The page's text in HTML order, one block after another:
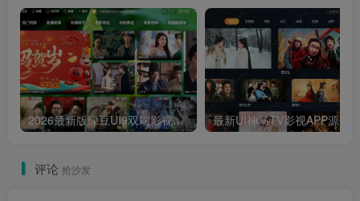
2026最新版绿豆UI9双端影视APP源码
评论 抢沙发